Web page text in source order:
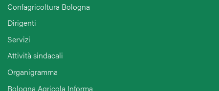
Confagricoltura Bologna
Dirigenti
Servizi
Attività sindacali
Organigramma
Bologna Agricola Informa